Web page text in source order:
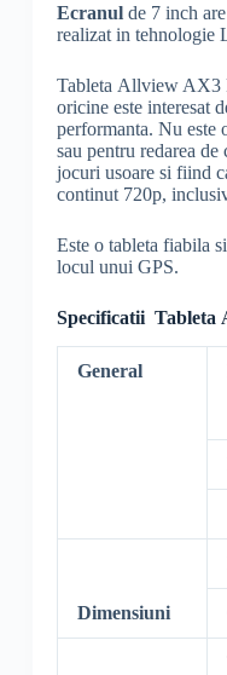
Ecranulde 7 inch
realizat in tehnologie
Tableta Allview AX3
oricine este interesat
performanta. Nu este
sau pentru redarea
jocuri usoare si fiind
continut 720p,
Este o tableta fiabila
locul unui GPS.
Specificatii Tableta
General
Dimensiuni